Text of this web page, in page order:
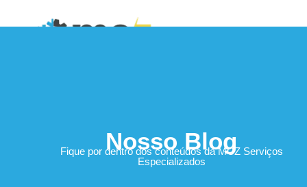
Nosso Blog
Fique por dentro dos conteúdos da MCZ Serviços
Especializados